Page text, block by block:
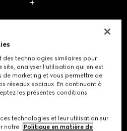
des technologies similaires pour
site, analyser l'utilisation qui en est
marketing et vous permettre de
réseaux sociaux. En continuant à
les présentes conditions
technologies et leur utilisation sur
notre
Politique en matière de